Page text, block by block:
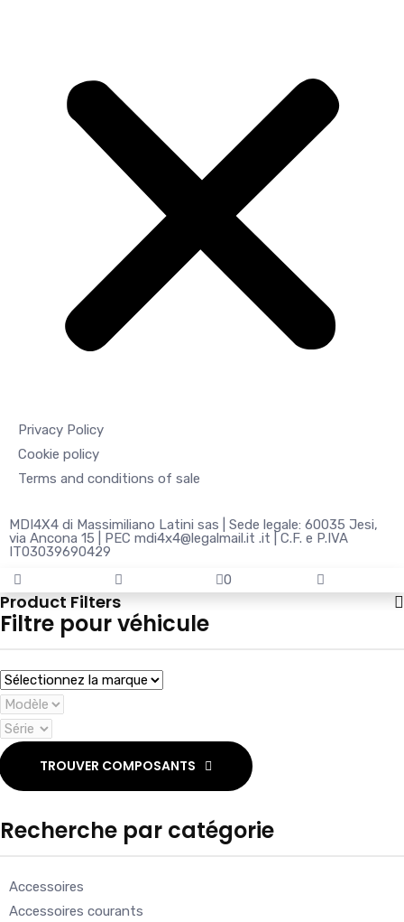
Privacy Policy
Cookie policy
Terms and conditions of sale
MDI4X4 di Massimiliano Latini sas | Sede legale: 60035 Jesi,
via Ancona 15 | PEC mdi4x4@legalmail.it .it | C.F. e P.IVA
IT03039690429
0
Product Filters
Filtre pour véhicule
TROUVER COMPOSANTS
Recherche par catégorie
Accessoires
Accessoires courants